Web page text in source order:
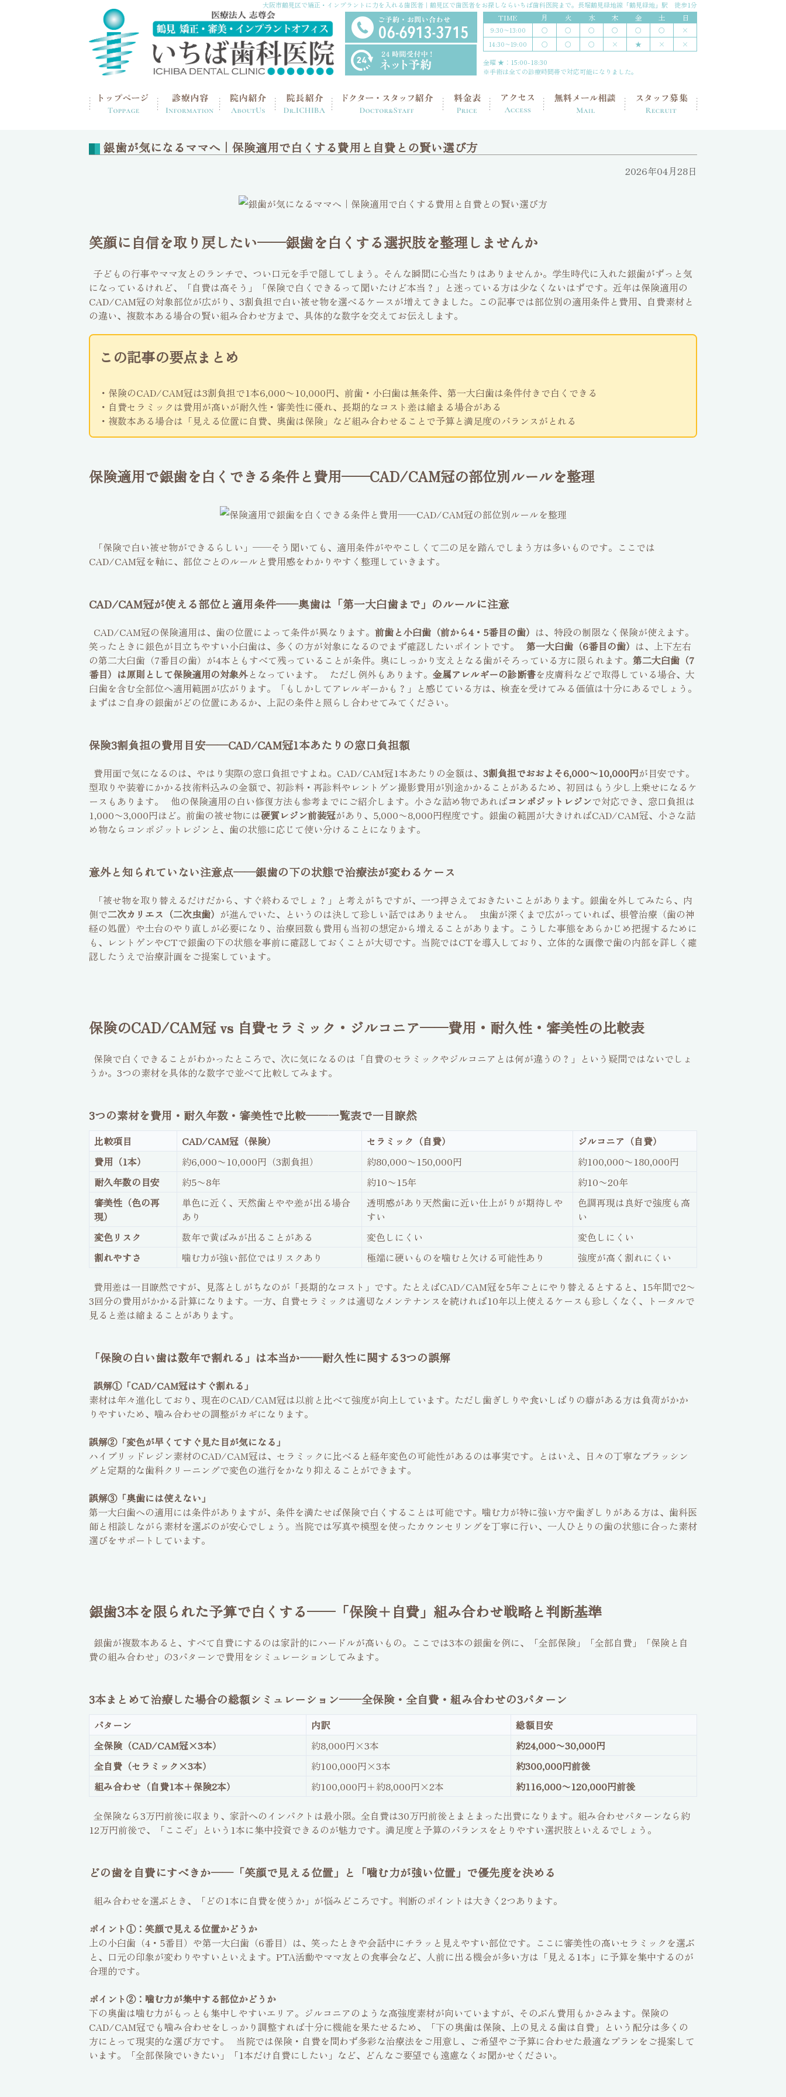
大阪市鶴見区で矯正・インプラントに力を入れる歯医者｜鶴見区で歯医者をお探しならいちば歯科医院まで。 長堀鶴見緑地線「鶴見緑地」駅 徒歩1分
TIME 月 火 水 木 金 土 日
9:30〜13:00 ○ ○ ○ 〇 ○ 〇 ×
14:30〜19:00 ○ ○ ○ × ★ ×
×
金曜 ★：15:00-18:30
※手術は全ての診療時間帯で対応可能になりました。
銀歯が気になるママへ｜保険適用で白くする費用と自費との賢い選び方
2026年04月28日
笑顔に自信を取り戻したい──銀歯を白くする選択肢を整理しませんか
子どもの行事やママ友とのランチで、つい口元を手で隠してしまう。そんな瞬間に心当たりはありませんか。学生時代に入れた銀歯がずっと気
になっているけれど、「自費は高そう」「保険で白くできるって聞いたけど本当？」と迷っている方は少なくないはずです。近年は保険適用の
CAD/CAM冠の対象部位が広がり、3割負担で白い被せ物を選べるケースが増えてきました。この記事では部位別の適用条件と費用、自費素材と
の違い、複数本ある場合の賢い組み合わせ方まで、具体的な数字を交えてお伝えします。
この記事の要点まとめ
・保険のCAD/CAM冠は3割負担で1本6,000〜10,000円、前歯・小臼歯は無条件、第一大臼歯は条件付きで白くできる
・自費セラミックは費用が高いが耐久性・審美性に優れ、長期的なコスト差は縮まる場合がある
・複数本ある場合は「見える位置に自費、奥歯は保険」など組み合わせることで予算と満足度のバランスがとれる
保険適用で銀歯を白くできる条件と費用──CAD/CAM冠の部位別ルールを整理
「保険で白い被せ物ができるらしい」──そう聞いても、適用条件がややこしくて二の足を踏んでしまう方は多いものです。ここでは
CAD/CAM冠を軸に、部位ごとのルールと費用感をわかりやすく整理していきます。
CAD/CAM冠が使える部位と適用条件──奥歯は「第一大臼歯まで」のルールに注意
CAD/CAM冠の保険適用は、歯の位置によって条件が異なります。 前歯と小臼歯（前から4・5番目の歯） は、特段の制限なく保険が使えます。
笑ったときに銀色が目立ちやすい小臼歯は、多くの方が対象になるのでまず確認したいポイントです。 第一大臼歯（6番目の歯） は、上下左右
の第二大臼歯（7番目の歯）が4本ともすべて残っていることが条件。奥にしっかり支えとなる歯がそろっている方に限られます。 第二大臼歯（7
番目）は原則として保険適用の対象外となっています。 ただし例外もあります。 金属アレルギーの診断書を皮膚科などで取得している場合、大
臼歯を含む全部位へ適用範囲が広がります。「もしかしてアレルギーかも？」と感じている方は、検査を受けてみる価値は十分にあるでしょう。
まずはご自身の銀歯がどの位置にあるか、上記の条件と照らし合わせてみてください。
保険3割負担の費用目安──CAD/CAM冠1本あたりの窓口負担額
費用面で気になるのは、やはり実際の窓口負担ですよね。CAD/CAM冠1本あたりの金額は、 3割負担でおおよそ6,000〜10,000円が目安です。
型取りや装着にかかる技術料込みの金額で、初診料・再診料やレントゲン撮影費用が別途かかることがあるため、初回はもう少し上乗せになるケ
ースもあります。 他の保険適用の白い修復方法も参考までにご紹介します。小さな詰め物であればコンポジットレジンで対応でき、窓口負担は
1,000〜3,000円ほど。前歯の被せ物には硬質レジン前装冠があり、5,000〜8,000円程度です。銀歯の範囲が大きければCAD/CAM冠、小さな詰
め物ならコンポジットレジンと、歯の状態に応じて使い分けることになります。
意外と知られていない注意点──銀歯の下の状態で治療法が変わるケース
「被せ物を取り替えるだけだから、すぐ終わるでしょ？」と考えがちですが、一つ押さえておきたいことがあります。銀歯を外してみたら、内
側で二次カリエス（二次虫歯） が進んでいた、というのは決して珍しい話ではありません。 虫歯が深くまで広がっていれば、根管治療（歯の神
経の処置）や土台のやり直しが必要になり、治療回数も費用も当初の想定から増えることがあります。こうした事態をあらかじめ把握するために
も、レントゲンやCTで銀歯の下の状態を事前に確認しておくことが大切です。当院ではCTを導入しており、立体的な画像で歯の内部を詳しく確
認したうえで治療計画をご提案しています。
保険のCAD/CAM冠 vs 自費セラミック・ジルコニア──費用・耐久性・審美性の比較表
保険で白くできることがわかったところで、次に気になるのは「自費のセラミックやジルコニアとは何が違うの？」という疑問ではないでしょ
うか。3つの素材を具体的な数字で並べて比較してみます。
3つの素材を費用・耐久年数・審美性で比較──一覧表で一目瞭然
比較項目 CAD/CAM冠（保険） セラミック（自費）
ジルコニア（自費）
費用（1本）
約6,000〜10,000円（3割負担） 約80,000〜150,000円
約100,000〜180,000円
耐久年数の目安
約5〜8年 約10〜15年
約10〜20年
審美性（色の再
現）
単色に近く、天然歯とやや差が出る場合
あり
透明感があり天然歯に近い仕上がりが期待しや
すい
色調再現は良好で強度も高
い
変色リスク
数年で黄ばみが出ることがある 変色しにくい
変色しにくい
割れやすさ
噛む力が強い部位ではリスクあり 極端に硬いものを噛むと欠ける可能性あり 強度が高く割れにくい
費用差は一目瞭然ですが、見落としがちなのが「長期的なコスト」です。たとえばCAD/CAM冠を5年ごとにやり替えるとすると、15年間で2〜
3回分の費用がかかる計算になります。一方、自費セラミックは適切なメンテナンスを続ければ10年以上使えるケースも珍しくなく、トータルで
見ると差は縮まることがあります。
「保険の白い歯は数年で割れる」は本当か──耐久性に関する3つの誤解
誤解①「CAD/CAM冠はすぐ割れる」
素材は年々進化しており、現在のCAD/CAM冠は以前と比べて強度が向上しています。ただし歯ぎしりや食いしばりの癖がある方は負荷がかか
りやすいため、噛み合わせの調整がカギになります。
誤解②「変色が早くてすぐ見た目が気になる」
ハイブリッドレジン素材のCAD/CAM冠は、セラミックに比べると経年変色の可能性があるのは事実です。とはいえ、日々の丁寧なブラッシン
グと定期的な歯科クリーニングで変色の進行をかなり抑えることができます。
誤解③「奥歯には使えない」
第一大臼歯への適用には条件がありますが、条件を満たせば保険で白くすることは可能です。噛む力が特に強い方や歯ぎしりがある方は、歯科医
師と相談しながら素材を選ぶのが安心でしょう。当院では写真や模型を使ったカウンセリングを丁寧に行い、一人ひとりの歯の状態に合った素材
選びをサポートしています。
銀歯3本を限られた予算で白くする──「保険＋自費」組み合わせ戦略と判断基準
銀歯が複数本あると、すべて自費にするのは家計的にハードルが高いもの。ここでは3本の銀歯を例に、「全部保険」「全部自費」「保険と自
費の組み合わせ」の3パターンで費用をシミュレーションしてみます。
3本まとめて治療した場合の総額シミュレーション──全保険・全自費・組み合わせの3パターン
パターン 内訳
総額目安
全保険（CAD/CAM冠×3本）
約8,000円×3本
約24,000〜30,000円
全自費（セラミック×3本）
約100,000円×3本
約300,000円前後
組み合わせ（自費1本＋保険2本）
約100,000円＋約8,000円×2本 約116,000〜120,000円前後
全保険なら3万円前後に収まり、家計へのインパクトは最小限。全自費は30万円前後とまとまった出費になります。組み合わせパターンなら約
12万円前後で、「ここぞ」という1本に集中投資できるのが魅力です。満足度と予算のバランスをとりやすい選択肢といえるでしょう。
どの歯を自費にすべきか──「笑顔で見える位置」と「噛む力が強い位置」で優先度を決める
組み合わせを選ぶとき、「どの1本に自費を使うか」が悩みどころです。判断のポイントは大きく2つあります。
ポイント①：笑顔で見える位置かどうか
上の小臼歯（4・5番目）や第一大臼歯（6番目）は、笑ったときや会話中にチラッと見えやすい部位です。ここに審美性の高いセラミックを選ぶ
と、口元の印象が変わりやすいといえます。PTA活動やママ友との食事会など、人前に出る機会が多い方は「見える1本」に予算を集中するのが
合理的です。
ポイント②：噛む力が集中する部位かどうか
下の奥歯は噛む力がもっとも集中しやすいエリア。ジルコニアのような高強度素材が向いていますが、そのぶん費用もかさみます。保険の
CAD/CAM冠でも噛み合わせをしっかり調整すれば十分に機能を果たせるため、「下の奥歯は保険、上の見える歯は自費」という配分は多くの
方にとって現実的な選び方です。 当院では保険・自費を問わず多彩な治療法をご用意し、ご希望やご予算に合わせた最適なプランをご提案して
います。「全部保険でいきたい」「1本だけ自費にしたい」など、どんなご要望でも遠慮なくお聞かせください。